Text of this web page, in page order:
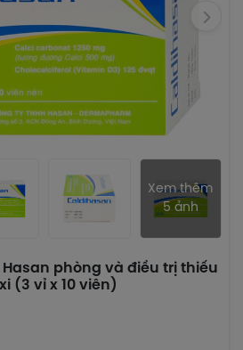
Xem thêm
5 ảnh
phòng và điều trị thiếu
(3 vỉ x 10 viên)